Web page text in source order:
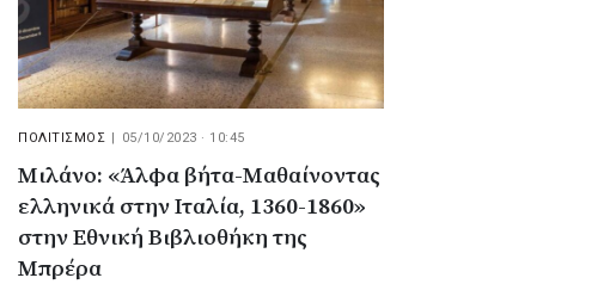
ΠΟΛΙΤΙΣΜΟΣ | 05/10/2023 · 10:45
Μιλάνο: «Άλφα βήτα-Μαθαίνοντας
ελληνικά στην Ιταλία, 1360-1860»
στην Εθνική Βιβλιοθήκη της
Μπρέρα